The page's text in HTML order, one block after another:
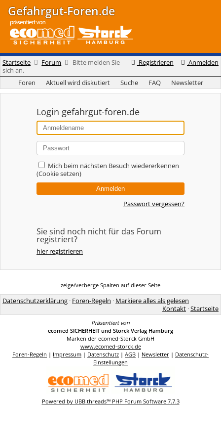
Gefahrgut-Foren.de
Registrieren Anmelden
Startseite Forum
Bitte melden Sie
sich an.
Foren
Aktuell wird diskutiert Suche FAQ Newsletter
Login gefahrgut-foren.de
Mich beim nächsten Besuch wiedererkennen
(Cookie setzen)
Passwort vergessen?
Sie sind noch nicht für das Forum
registriert?
hier registrieren
zeige/verberge Spalten auf dieser Seite
Datenschutzerklärung · Foren-Regeln · Markiere alles als gelesen
Kontakt ·Startseite
Präsentiert von
ecomed SICHERHEIT und Storck Verlag Hamburg
Marken der ecomed-Storck GmbH
www.ecomed-storck.de
Foren-Regeln | Impressum | Datenschutz | AGB | Newsletter | Datenschutz-
Einstellungen
Powered by UBB.threads™ PHP Forum Software 7.7.3